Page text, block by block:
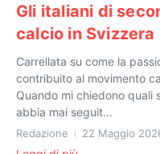
Gli italiani di
calcio in Svizzera
Carrellata su come la
contribuito al movimento
Quando mi chiedono quali
abbia mai seguit...
Redazione 22 Maggio